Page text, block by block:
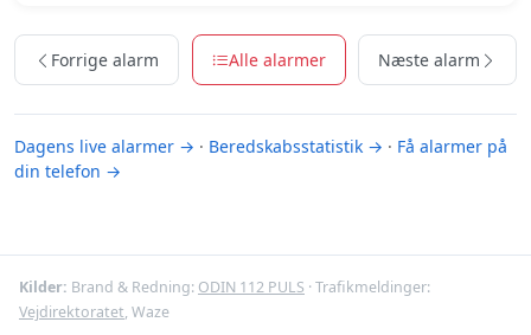
Forrige alarm Alle alarmer Næste alarm
Dagens live alarmer → · Beredskabsstatistik → · Få alarmer på
din telefon →
Kilder: Brand & Redning: ODIN 112 PULS · Trafikmeldinger:
Vejdirektoratet, Waze